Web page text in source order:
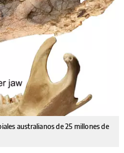
australianos de 25 millones de